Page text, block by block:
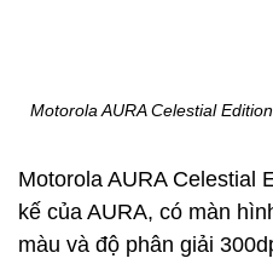
Motorola AURA Celestial Edition.
Motorola AURA Celestial
kế của AURA, có màn
màu và độ phân giải